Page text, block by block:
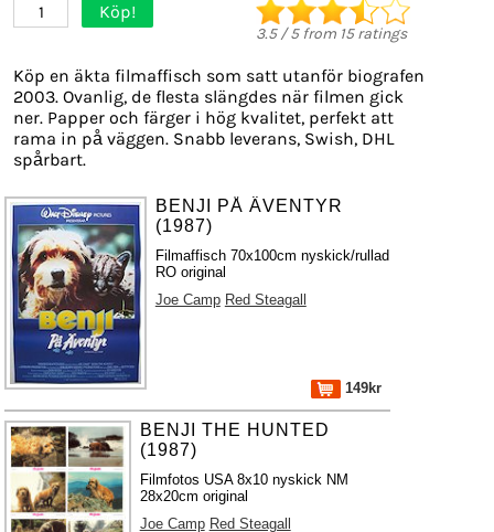
1 Köp!
3.5/5from 15ratings
Köp en äkta filmaffisch som satt utanför biografen
2003. Ovanlig, de flesta slängdes när filmen gick
ner. Papper och färger i hög kvalitet, perfekt att
rama in på väggen. Snabb leverans, Swish, DHL
spårbart.
BENJI PÅ ÄVENTYR
(1987)
Filmaffisch 70x100cm nyskick/rullad
RO original
Joe Camp Red Steagall
149kr
BENJI THE HUNTED
(1987)
Filmfotos USA 8x10 nyskick NM
28x20cm original
Joe Camp Red Steagall